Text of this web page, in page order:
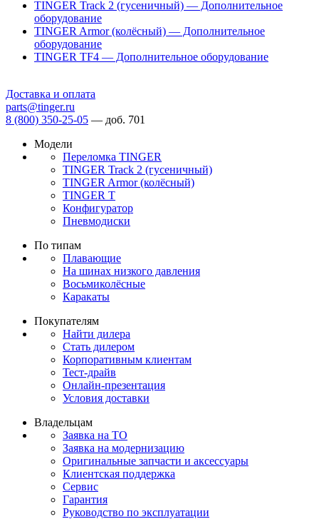
TINGER Track 2 (гусеничный) — Дополнительное
оборудование
TINGER Armor (колёсный) — Дополнительное
оборудование
TINGER TF4 — Дополнительное оборудование
Доставка и оплата
parts@tinger.ru
8 (800) 350-25-05 — доб. 701
Модели
Переломка TINGER
TINGER Track 2 (гусеничный)
TINGER Armor (колёсный)
TINGER T
Конфигуратор
Пневмодиски
По типам
Плавающие
На шинах низкого давления
Восьмиколёсные
Каракаты
Покупателям
Найти дилера
Стать дилером
Корпоративным клиентам
Тест-драйв
Онлайн-презентация
Условия доставки
Владельцам
Заявка на ТО
Заявка на модернизацию
Оригинальные запчасти и аксессуары
Клиентская поддержка
Сервис
Гарантия
Руководство по эксплуатации